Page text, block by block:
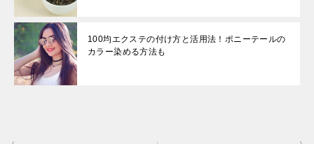
100均エクステの付け方と活用法！ポニーテールの
カラー染める方法も